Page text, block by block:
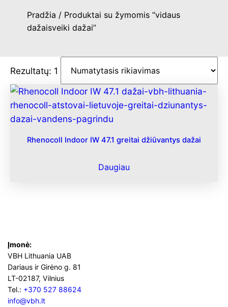
Pradžia / Produktai su žymomis “vidaus
dažaisveiki dažai”
Rezultatų: 1
Rhenocoll Indoor IW 47.1 greitai džiūvantys dažai
Daugiau
Įmonė:
VBH Lithuania UAB
Dariaus ir Girėno g. 81
LT-02187, Vilnius
Tel.: +370 527 88624
info@vbh.lt